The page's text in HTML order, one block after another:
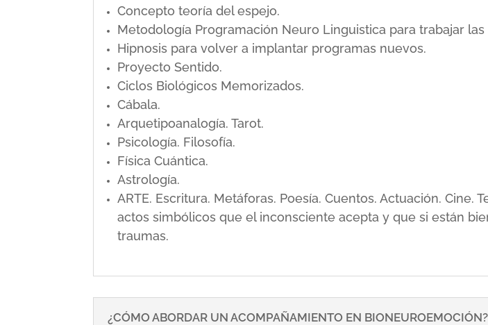
Concepto teoría del espejo.
Metodología Programación Neuro Linguistica para trabajar las
Hipnosis para volver a implantar programas nuevos.
Proyecto Sentido.
Ciclos Biológicos Memorizados.
Cábala.
Arquetipoanalogía. Tarot.
Psicología. Filosofía.
Física Cuántica.
Astrología.
ARTE. Escritura. Metáforas. Poesía. Cuentos. Actuación.
actos simbólicos que el inconsciente acepta y que si están
traumas.
¿CÓMO ABORDAR UN ACOMPAÑAMIENTO EN BIONEUROEMOCIÓN?